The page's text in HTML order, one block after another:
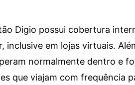
Digio possui cobertura
inclusive em lojas virtuais.
normalmente dentro e
que viajam com frequência